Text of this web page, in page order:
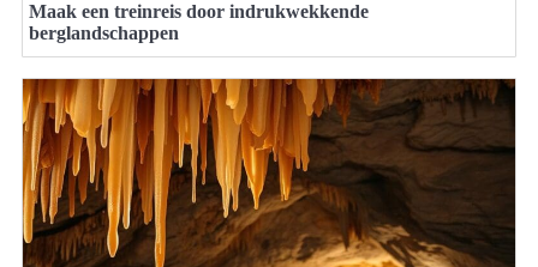
Maak een treinreis door indrukwekkende
berglandschappen